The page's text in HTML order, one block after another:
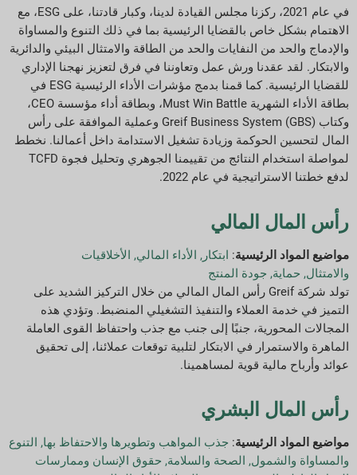
في عام 2021، ركزنا مجلس القيادة لدينا، وكبار قادتنا، على ESG، مع
الاهتمام بشكل خاص بالقضايا الرئيسية بما في ذلك التنوع والمساواة
والإدماج والحد من النفايات والحد من الطاقة والامتثال البيئي والدائرية
والابتكار. لقد عقدنا ورش عمل وتعاوننا في فرق لتعزيز نهجنا الإداري
للقضايا الرئيسية. كما قمنا بدمج مؤشرات الأداء الرئيسية ESG في
بطاقة الأداء الشهرية Must Win Battle، وبطاقة أداء مؤسسة CEO،
وكتاب Greif Business System (GBS) وعملية الموافقة على رأس
المال لتحسين الحوكمة وزيادة تشغيل الاستدامة داخل أعمالنا. نخطط
لمواصلة استخدام النتائج من تقييمنا الجوهري وتحليل فجوة TCFD
لدفع خطتنا الاستراتيجية في عام 2022.
رأس المال المالي
مواضيع المواد الرئيسية: ابتكار , الأداء المالي, الأخلاقيات
والامتثال, حماية, جودة المنتج
تولد شركة Greif رأس المال المالي من خلال التركيز الشديد على
التميز في خدمة العملاء والتنفيذ التشغيلي المنضبط. وتؤدي هذه
المجالات المحورية، جنبًا إلى جنب مع جذب واحتفاظ القوى العاملة
الماهرة والاستمرار في الابتكار لتلبية توقعات عملائنا، إلى تحقيق
عوائد وأرباح مالية قوية لمساهمينا.
رأس المال البشري
مواضيع المواد الرئيسية: جذب المواهب وتطويرها والاحتفاظ بها, التنوع
والمساواة والشمول, الصحة والسلامة, حقوق الإنسان وممارسات